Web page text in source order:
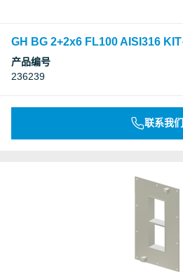
GH BG 2+2x6 FL100 AISI316 KIT
产品编号
236239
联系我们